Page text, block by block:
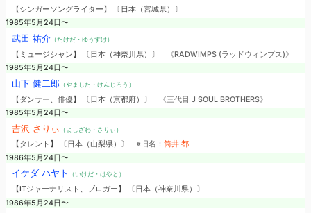
【シンガーソングライター】 〔日本（宮城県）〕
1985年5月24日〜
武田 祐介（たけだ・ゆうすけ）
【ミュージシャン】 〔日本（神奈川県）〕
《RADWIMPS (ラッドウィンプス)》
1985年5月24日〜
山下 健二郎（やました・けんじろう）
【ダンサー、俳優】 〔日本（京都府）〕
《三代目 J SOUL BROTHERS》
1985年5月24日〜
吉沢 さりぃ （よしざわ・さりぃ）
【タレント】 〔日本（山梨県）〕 ※旧名： 筒井 都
1986年5月24日〜
イケダ ハヤト （いけだ・はやと）
【ITジャーナリスト、ブロガー】 〔日本（神奈川県）〕
1986年5月24日〜